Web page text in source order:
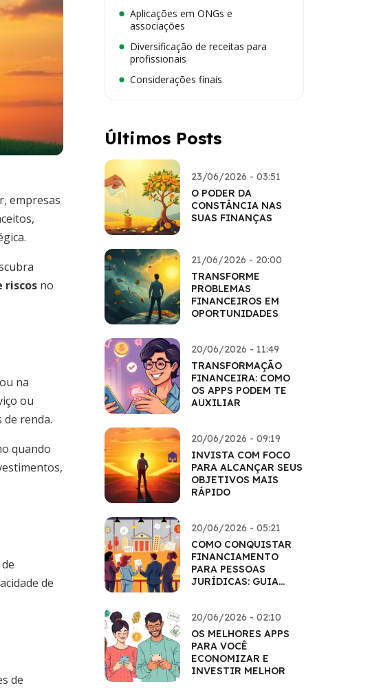
empresas
riscos no
na
ou
renda.
quando
de
de
Aplicações em ONGs e
associações
Diversificação de receitas para
profissionais
Considerações finais
Últimos Posts
23/06/2026 - 03:51
O PODER DA
CONSTÂNCIA NAS
SUAS FINANÇAS
21/06/2026 - 20:00
TRANSFORME
PROBLEMAS
FINANCEIROS EM
OPORTUNIDADES
20/06/2026 - 11:49
TRANSFORMAÇÃO
FINANCEIRA: COMO
OS APPS PODEM TE
AUXILIAR
20/06/2026 - 09:19
INVISTA COM FOCO
PARA ALCANÇAR SEUS
OBJETIVOS MAIS
RÁPIDO
20/06/2026 - 05:21
COMO CONQUISTAR
FINANCIAMENTO
PARA PESSOAS
JURÍDICAS: GUIA
20/06/2026 - 02:10
OS MELHORES APPS
PARA VOCÊ
ECONOMIZAR E
INVESTIR MELHOR